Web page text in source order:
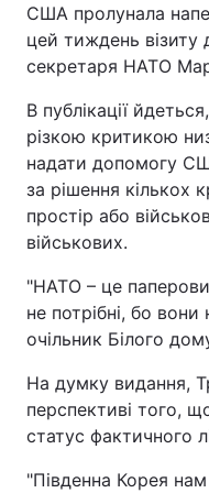
США пролунала
цей тиждень візиту
секретаря НАТО
В публікації
різкою критикою
надати допомогу
за рішення кількох
простір або
військових.
"НАТО – це
не потрібні, бо
очільник Білого
На думку видання,
перспективі того,
статус фактичного
"Південна Корея